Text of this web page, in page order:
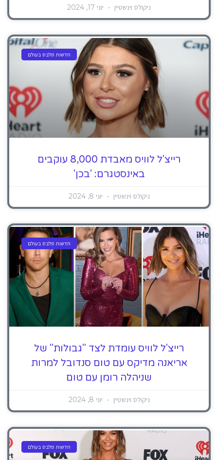
ניקולס וינשטיין יוני 17, 2024
חדשות סלבס בעולם
רייצ'ל לוויס מאבדת 8,000 עוקבים
באינסטגרם: 'בכן'
ניקולס וינשטיין יוני 8, 2024
חדשות סלבס בעולם
רייצ'ל לוויס עומדת לצד "גבולות" של
אריאנה מדיקס עם טום סנדובל למרות
שניהלה רומן עם טום
ניקולס וינשטיין יוני 8, 2024
חדשות סלבס בעולם